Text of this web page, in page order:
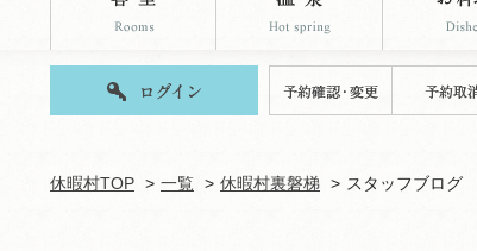
休暇村TOP 一覧 休暇村裏磐梯 スタッフブログ